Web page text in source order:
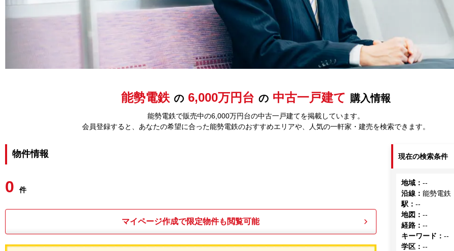
能勢電鉄 の 6,000万円台 の 中古一戸建て 購入情報
能勢電鉄で販売中の6,000万円台の中古一戸建てを掲載しています。
会員登録すると、あなたの希望に合った能勢電鉄のおすすめエリアや、人気の一軒家・建売を検索できます。
物件情報
0 件
マイページ作成で限定物件も閲覧可能
現在の検索条件
地域 ：--
沿線 ：能勢電鉄
駅 ：--
地図 ：--
経路 ：--
キーワード ：--
学区 ：--